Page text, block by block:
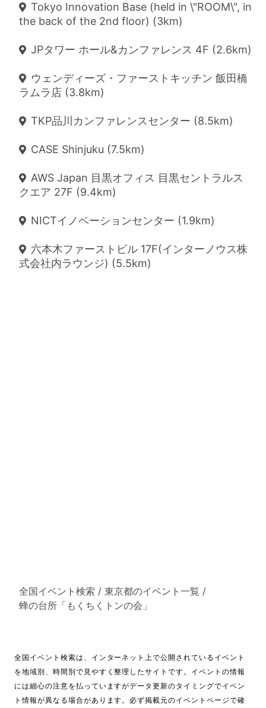
Tokyo Innovation Base (held in \"ROOM\", in
the back of the 2nd floor) (3km)
JPタワー ホール&カンファレンス 4F (2.6km)
ウェンディーズ・ファーストキッチン 飯田橋
ラムラ店 (3.8km)
TKP品川カンファレンスセンター (8.5km)
CASE Shinjuku (7.5km)
AWS Japan 目黒オフィス 目黒セントラルス
クエア 27F (9.4km)
NICTイノベーションセンター (1.9km)
六本木ファーストビル 17F(インターノウス株
式会社内ラウンジ) (5.5km)
全国イベント検索 / 東京都のイベント一覧 /
蜂の台所「もくちくトンの会」
全国イベント検索は、インターネット上で公開されているイベント
を地域別、時間別で見やすく整理したサイトです。イベントの情報
には細心の注意を払っていますがデータ更新のタイミングでイベン
ト情報が異なる場合があります。必ず掲載元のイベントページで確